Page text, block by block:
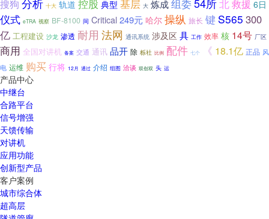
搜狗 分析 十大 轨道 控股 典型 基层 大 炼成组委 北救援 6日
仪式 eTRA 视察 BF-8100 间 Critical 249元 哈尔 操纵 旅长 键 S565 300
亿 工程建设 沙龙 渗透 耐用 法网 通讯系统 涉及区 具 工作 效率 核 14号 厂区
商用 全国对讲机 备案 交通 通讯 品开 除 栎社 比例 配件 七个 《 18.1亿 正品 风
电 运维 购买 行将 12月 通过 介绍 组图 洽谈 双创双 头 运
产品中心
中继台
合路平台
信号增强
天馈传输
对讲机
应用功能
创新型产品
客户案例
城市综合体
超高层